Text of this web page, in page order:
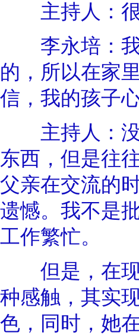
主持人：很
李永培：我
的，所以在家
信，我的孩子
主持人：没
东西，但是往
父亲在交流的
遗憾。我不是
工作繁忙。
但是，在现
种感触，其实
色，同时，她